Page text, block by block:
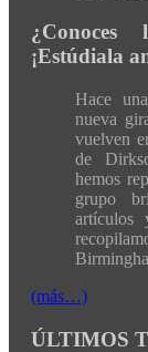
¡Estúdiala
Hace
nueva
vuelven
de
hemos
grupo
artículos
(más…)
ÚLTIMOS